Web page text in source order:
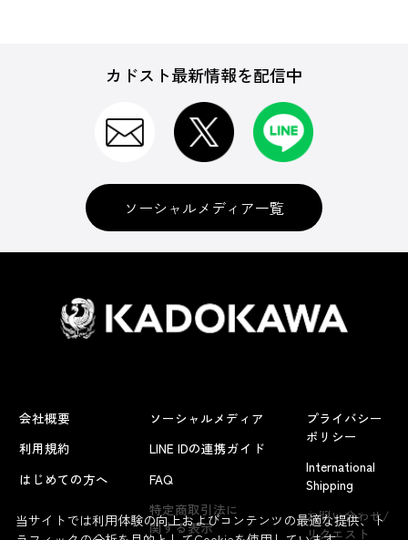
よくあるお問い合わせ
カドスト最新情報を配信中
ソーシャルメディア一覧
会社概要
利用規約
はじめての方へ
ソーシャルメディア
LINE IDの連携ガイド
FAQ
特定商取引法に
関する表示
プライバシー
ポリシー
International
Shipping
お問い合わせ/
リクエスト
当サイトでは利用体験の向上およびコンテンツの最適な提供、ト